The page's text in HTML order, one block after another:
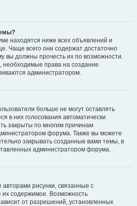
находятся ниже всех объявлений и
Чаще всего они содержат достаточно
вы должны прочесть их по возможности.
необходимые права на создание
администратором.
больше не могут оставлять
в них голосования автоматически
закрыты по многим причинам
форума. Также вы можете
закрывать созданные вами темы, в
администратором форума.
рисунки, связанные с
содержимое. Возможность
от разрешений, установленных